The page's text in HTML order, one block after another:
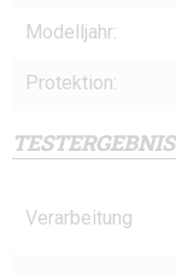
Modelljahr:
Protektion:
TESTERGEBNIS
Verarbeitung